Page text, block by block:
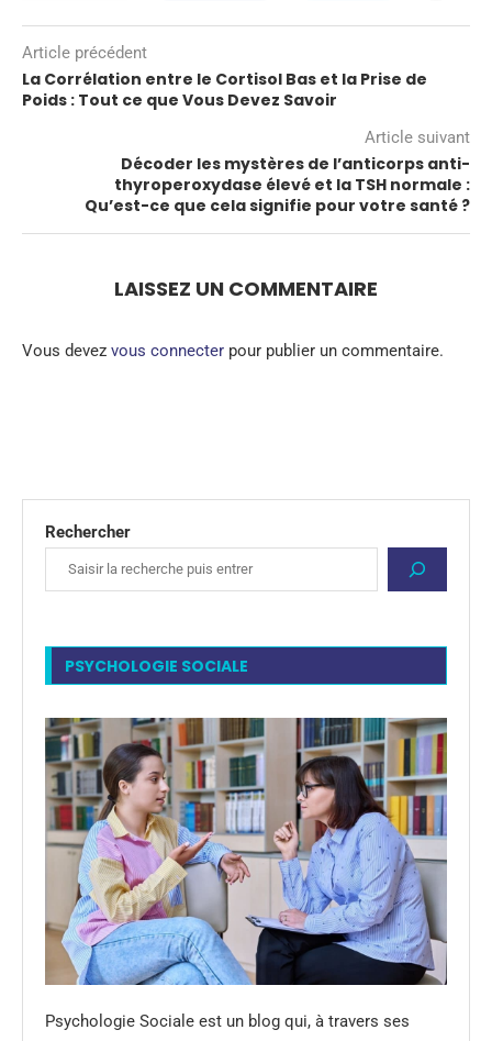
Article précédent
La Corrélation entre le Cortisol Bas et la Prise de
Poids : Tout ce que Vous Devez Savoir
Article suivant
Décoder les mystères de l’anticorps anti-
thyroperoxydase élevé et la TSH normale :
Qu’est-ce que cela signifie pour votre santé ?
LAISSEZ UN COMMENTAIRE
Vous devez vous connecter pour publier un commentaire.
Rechercher
PSYCHOLOGIE SOCIALE
Psychologie Sociale est un blog qui, à travers ses